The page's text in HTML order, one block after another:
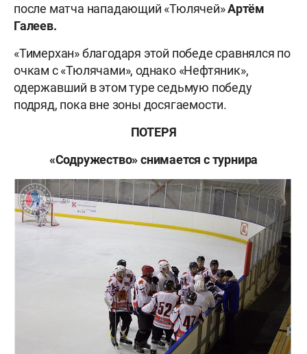
после матча нападающий «Тюлячей»Артём
Галеев.
«Тимерхан» благодаря этой победе сравнялся по
очкам с «Тюлячами», однако «Нефтяник»,
одержавший в этом туре седьмую победу
подряд, пока вне зоны досягаемости.
ПОТЕРЯ
«Содружество» снимается с турнира